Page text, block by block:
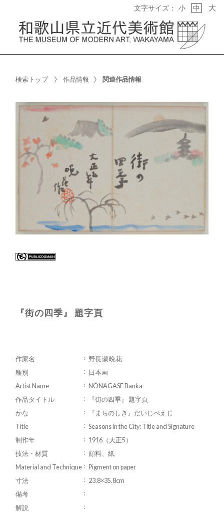
文字サイズ： 小 中 大
検索トップ 作品情報 関連作品情報
『街の四季』 題字頁
作家名
野長瀬 晩花
種別
日本画
Artist Name
NONAGASE Banka
作品タイトル
『街の四季』 題字頁
かな
『まちのしき』だいじぺえじ
Title
Seasons in the City: Title and Signature
制作年
1916（大正5）
技法・材質
顔料、紙
Material and Technique
Pigment on paper
寸法
23.8×35.8cm
備考
解説